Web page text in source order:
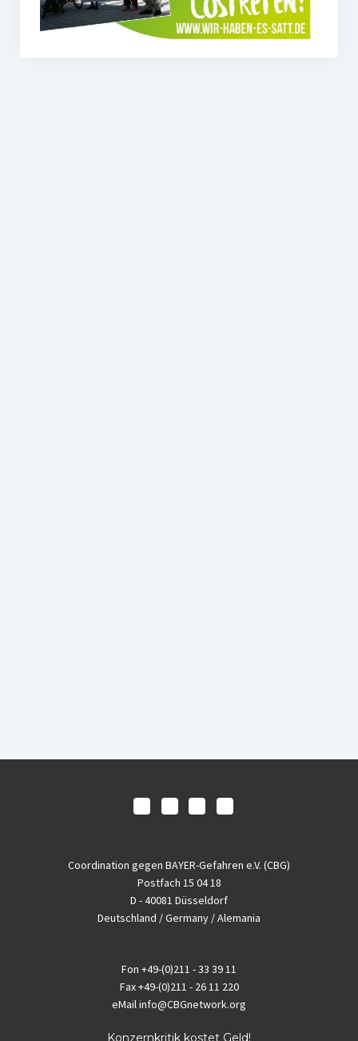
Coordination gegen BAYER-Gefahren e.V. (CBG)
Postfach 15 04 18
D - 40081 Düsseldorf
Deutschland / Germany / Alemania
Fon +49-(0)211 - 33 39 11
Fax+49-(0)211 - 26 11 220
eMailinfo@CBGnetwork.org
Konzernkritik kostet Geld!